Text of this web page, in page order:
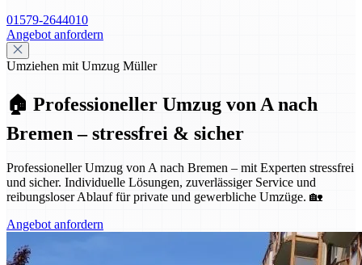
01579-2644010
Angebot anfordern
Umziehen mit Umzug Müller
🏠 Professioneller Umzug von A nach
Bremen – stressfrei & sicher
Professioneller Umzug von A nach Bremen – mit Experten stressfrei
und sicher. Individuelle Lösungen, zuverlässiger Service und
reibungsloser Ablauf für private und gewerbliche Umzüge. 🏡
Angebot anfordern